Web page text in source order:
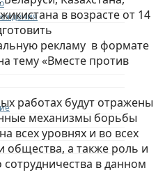
в возрасте от 14
рекламу в формате
тему «Вместе против
работах будут отражены
механизмы борьбы
всех уровнях и во всех
общества, а также роль и
в данном